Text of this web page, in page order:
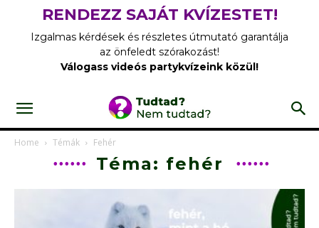
RENDEZZ SAJÁT KVÍZESTET!
Izgalmas kérdések és részletes útmutató garantálja
az önfeledt szórakozást!
Válogass videós partykvízeink közül!
Home Témák Fehér
Téma: fehér